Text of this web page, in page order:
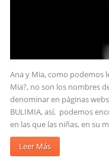
Ana y Mia, como podemos
Mia?, no son los nombres
denominar en páginas
BULIMIA, así, podemos
en las que las niñas, en su
Leer Más